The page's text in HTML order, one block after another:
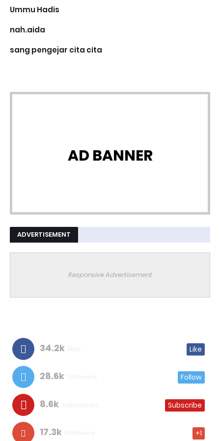
Ummu Hadis
nah.aida
sang pengejar cita cita
AD BANNER
ADVERTISEMENT
Responsive Advertisement
34.2k Like
28.6k Follow
8.6k Subscribe
17.3k +1